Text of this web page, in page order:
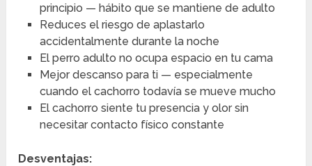
principio — hábito que se mantiene de adulto
Reduces el riesgo de aplastarlo
accidentalmente durante la noche
El perro adulto no ocupa espacio en tu cama
Mejor descanso para ti — especialmente
cuando el cachorro todavía se mueve mucho
El cachorro siente tu presencia y olor sin
necesitar contacto físico constante
Desventajas: